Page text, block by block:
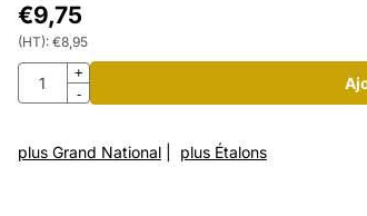
€9,75
(HT): €8,95
Quantité+
-
plus Grand National| plus Étalons